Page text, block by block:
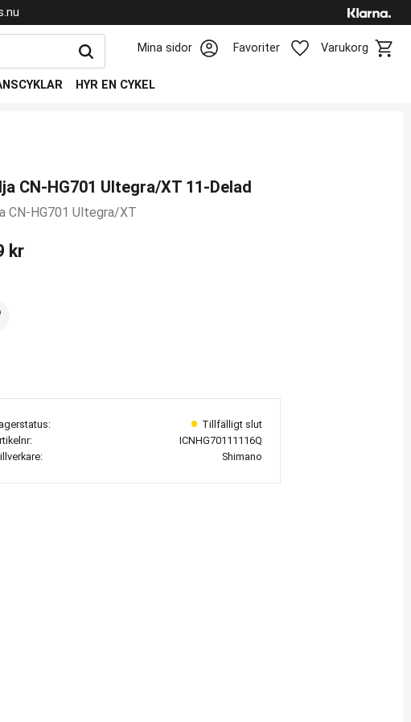
Mina sidor Favoriter Varukorg
Favoriter
HYR EN CYKEL
CN-HG701 Ultegra/XT 11-Delad
CN-HG701 Ultegra/XT
kr
till i favoriter
ICNHG70111116Q
Shimano